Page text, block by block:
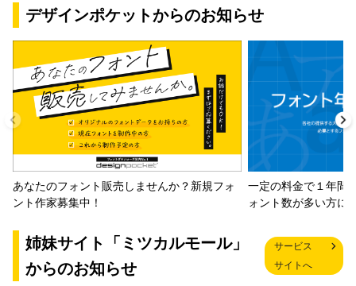
デザインポケットからのお知らせ
あなたのフォント販売しませんか？新規フォ
ント作家募集中！
一定の料金で１年間
ォント数が多い方に
姉妹サイト「ミツカルモール」
からのお知らせ
サービス
サイトへ